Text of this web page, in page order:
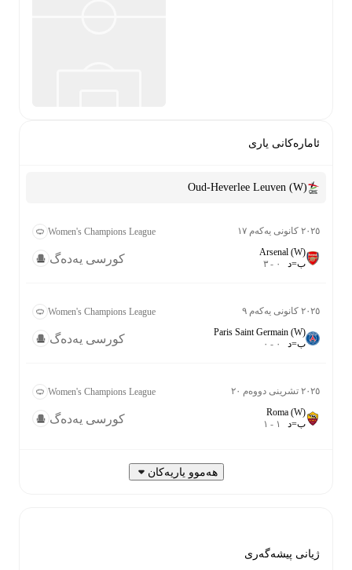
ئامارەکانی یاری
Oud-Heverlee Leuven (W)
Women's Champions League
Arsenal (W)
ب=د ٠- کورسی یەدەگ
Women's Champions League
Paris Saint Germain (W)
ب=د ٠- کورسی یەدەگ
Women's Champions League
Roma (W)
ب=د ١- کورسی یەدەگ
هەموو یاریەکان
ژیانی پیشەگەری